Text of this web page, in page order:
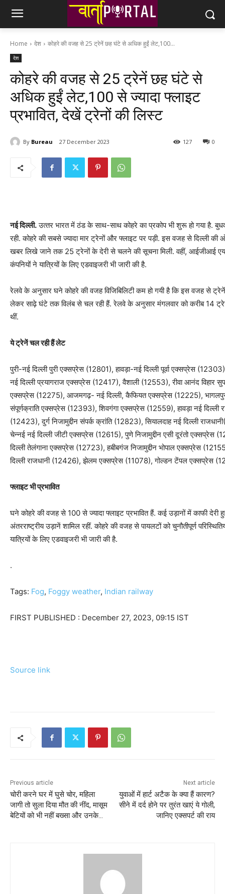
Home देश कोहरे की वजह से 25 ट्रेनें छह घंटे से अधिक हुईं लेट,100...
देश
कोहरे की वजह से 25 ट्रेनें छह घंटे से
अधिक हुईं लेट,100 से ज्‍यादा फ्लाइट
प्रभावित, देखें ट्रेनों की लिस्‍ट
By Bureau 27 December 2023 0
127
नई दिल्‍ली.उत्‍तर भारत में ठंड के साथ-साथ कोहरे का प्रकोप भी शुरू हो गया है.
रही. कोहरे की सबसे ज्‍यादा मार ट्रेनों और फ्लाइट पर पड़ी. इस वजह से दिल्‍ली
खबर लिखे जाने तक 25 ट्रेनों के देरी से चलने की सूचना मिली. वहीं, आईजीआई
कंपनियों ने यात्रियों के लिए एडवाइजरी भी जारी की है.
रेलवे के अनुसार घने कोहरे की वजह विजिबिलिटी कम हो गयी है कि इस वजह से ट्रेनें
लेकर साढ़े घंटे तक विलंब से चल रही हैं. रेलवे के अनुसार मंगलवार को करीब 14
थीं.
ये ट्रेनें चल रही हैं लेट
पुरी-नई दिल्ली पुरी एक्‍सप्रेस (12801), हावड़ा-नई दिल्ली पूर्वा एक्‍सप्रेस
नई दिल्ली प्रयागराज एक्‍सप्रेस (12417), वैशाली (12553), रीवा आनंद विहार
एक्‍सप्रेस (12275), आजमगढ़- नई दिल्‍ली, कैफियत एक्‍सप्रेस (12225),
संपूर्णक्राति एक्‍सप्रेस (12393), शिवगंगा एक्‍सप्रेस (12559), हावड़ा नई दिल्‍ली
(12423), दुर्ग निजामुद्दीन संपर्क क्रांति (12823), सियालदाह नई दिल्‍ली
चेन्‍नई नई दिल्‍ली जीटी एक्‍सप्रेस (12615), पुणे निजामुद्दीन एसी दूरंतो एक्‍सप्रेस
दिल्‍ली तेलंगाना एक्‍सप्रेस (12723), हबीबगंज निजामुद्दीन भोपाल एक्‍सप्रेस
दिल्‍ली राजधानी (12426), झेलम एक्‍सप्रेस (11078), गोल्‍डन टेंपल एक्‍सप्रेस
फ्लाइट भी प्रभावित
घने कोहरे की वजह से 100 से ज्‍यादा फ्लाइट प्रभावित हैं. कई उड़ानों में काफी
अंतरराष्ट्रीय उड़ानें शामिल रहीं. कोहरे की वजह से पायलटों को चुनौतीपूर्ण
यात्रियों के लिए एडवाइजरी भी जारी की है.
.
Tags: Fog, Foggy weather, Indian railway
FIRST PUBLISHED : December 27, 2023, 09:15 IST
Source link
Previous article
चोरी करने घर में घुसे चोर, महिला
जागी तो सुला दिया मौत की नींद, मासूम
बेटियों को भी नहीं बख्सा और उनके…
Next article
युवाओं में हार्ट अटैक के क्या हैं कारण?
सीने में दर्द होने पर तुरंत खाएं ये गोली,
जानिए एक्सपर्ट की राय